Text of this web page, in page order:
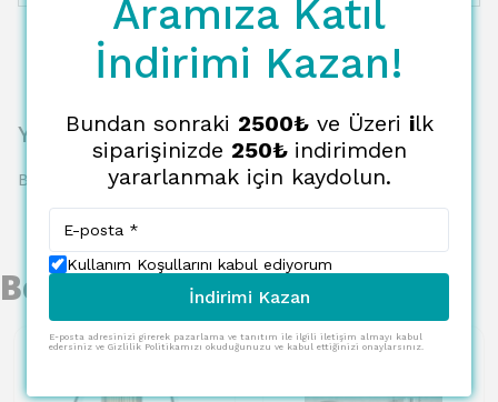
Yorumlar
Bu ürün için henüz yorum yapılmamış.
Benzer Ürünler
Aramıza Katıl
İndirimi Kazan!
Bundan sonraki 2500₺ve Üzeri ilk
siparişinizde 250₺ indirimden
yararlanmak için kaydolun.
Kullanım Koşullarını kabul ediyorum
İndirimi Kazan
E-posta adresinizi girerek pazarlama ve tanıtım ile ilgili iletişim almayı kabul
edersiniz ve Gizlilik Politikamızı okuduğunuzu ve kabul ettiğinizi onaylarsınız.